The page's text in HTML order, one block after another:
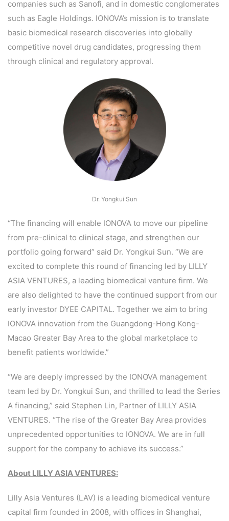
B
D
投
融
E
n
g
l
h
联
系
们
注册
companies such as Sanofi, and in domestic conglomerates
such as Eagle Holdings. IONOVA’s mission is to translate
basic biomedical research discoveries into globally
competitive novel drug candidates, progressing them
through clinical and regulatory approval.
Dr. Yongkui Sun
“The financing will enable IONOVA to move our pipeline
from pre-clinical to clinical stage, and strengthen our
portfolio going forward” said Dr. Yongkui Sun. “We are
excited to complete this round of financing led by LILLY
ASIA VENTURES, a leading biomedical venture firm. We
are also delighted to have the continued support from our
early investor DYEE CAPITAL. Together we aim to bring
IONOVA innovation from the Guangdong-Hong Kong-
Macao Greater Bay Area to the global marketplace to
benefit patients worldwide.”
“We are deeply impressed by the IONOVA management
team led by Dr. Yongkui Sun, and thrilled to lead the Series
A financing,” said Stephen Lin, Partner of LILLY ASIA
VENTURES. “The rise of the Greater Bay Area provides
unprecedented opportunities to IONOVA. We are in full
support for the company to achieve its success.”
About LILLY ASIA VENTURES:
Lilly Asia Ventures (LAV) is a leading biomedical venture
capital firm founded in 2008, with offices in Shanghai,